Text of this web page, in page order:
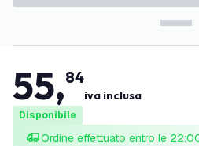
55,84
iva inclusa
Disponibile
Ordine effettuato entro le